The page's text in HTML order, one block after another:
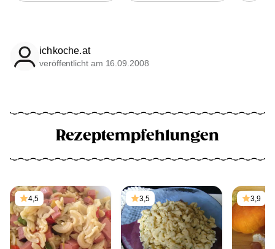
ichkoche.at
veröffentlicht am 16.09.2008
Rezeptempfehlungen
4,5 3,5 3,9